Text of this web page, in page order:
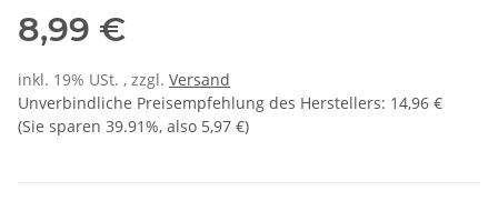
8,99 €
inkl. 19% USt. , zzgl. Versand
Unverbindliche Preisempfehlung des Herstellers: 14,96 €
(Sie sparen 39.91%, also 5,97 €)